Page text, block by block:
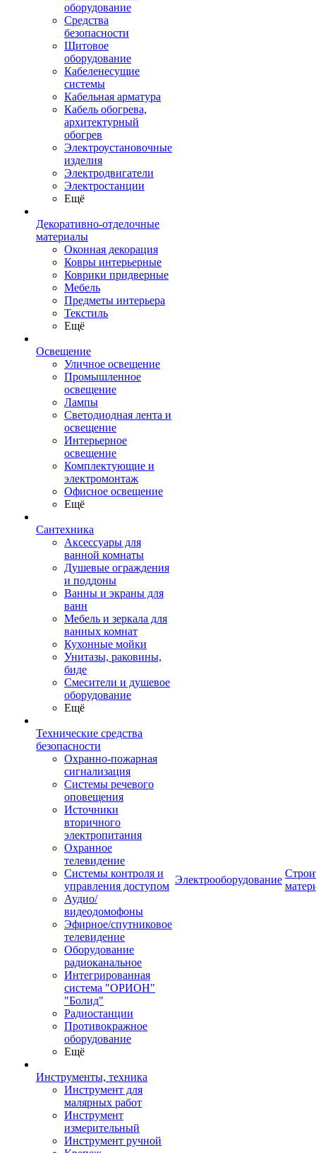
оборудование
Средства
безопасности
Щитовое
оборудование
Кабеленесущие
системы
Кабельная арматура
Кабель обогрева,
архитектурный
обогрев
Электроустановочные
изделия
Электродвигатели
Электростанции
Ещё
Декоративно-отделочные
материалы
Оконная декорация
Ковры интерьерные
Коврики придверные
Мебель
Предметы интерьера
Текстиль
Ещё
Освещение
Уличное освещение
Промышленное
освещение
Лампы
Светодиодная лента и
освещение
Интерьерное
освещение
Комплектующие и
электромонтаж
Офисное освещение
Ещё
Сантехника
Аксессуары для
ванной комнаты
Душевые ограждения
и поддоны
Ванны и экраны для
ванн
Мебель и зеркала для
ванных комнат
Кухонные мойки
Унитазы, раковины,
биде
Смесители и душевое
оборудование
Ещё
Технические средства
безопасности
Охранно-пожарная
сигнализация
Системы речевого
оповещения
Источники
вторичного
электропитания
Охранное
телевидение
Системы контроля и
управления доступом
Аудио/
видеодомофоны
Эфирное/спутниковое
телевидение
Оборудование
радиоканальное
Интегрированная
система "ОРИОН"
"Болид"
Радиостанции
Противокражное
оборудование
Ещё
Инструменты, техника
Инструмент для
малярных работ
Инструмент
измерительный
Инструмент ручной
Электрооборудование